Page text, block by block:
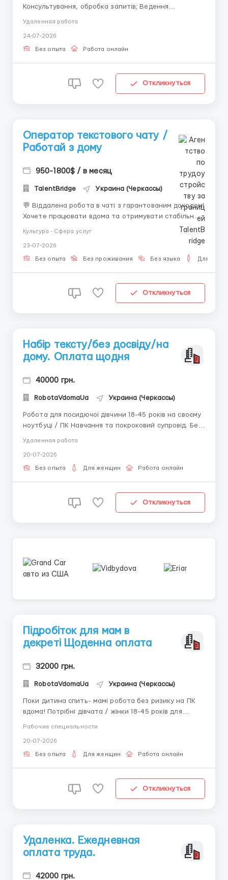
Консультування, обробка запитів; Ведення
документації; Звітність. Вимоги: Навички роботи з
спілкуватися (важливо!) Комунікабельність,
активність ПИШІТЬ на Вайбер 0633734224 з
Удаленная работа
24-07-2026
Без опыта Работа онлайн
Откликнуться
Оператор текстового чату /
Работай з дому
950-1800$ / в месяц
TalentBridge Украина (Черкассы)
💬 Віддалена робота в чаті з гарантованим доходом!
Хочете працювати вдома та отримувати стабільний
Зарплата вчасно + бонуси; • Можливість кар'єрного
зростання. 🔳 Вимоги: &...
Культура - Сфера услуг
23-07-2026
Без опыта Без проживания Без языка Для
Откликнуться
Набір тексту/без досвіду/на
дому. Оплата щодня
40000 грн.
RobotaVdomaUa Украина (Черкассы)
Робота для посидючої дівчини 18-45 років на своєму
ноутбуці / ПК Навчання та покроковий супровід. Без
детальної інформації пишіть в telegram +38(068) 584
84 08 @robotaUAdoma ...
Удаленная работа
20-07-2026
Без опыта Для женщин Работа онлайн
Откликнуться
Підробіток для мам в
декреті Щоденна оплата
32000 грн.
RobotaVdomaUa Украина (Черкассы)
Поки дитина спить- мамі робота без ризику на ПК
вдома! Потрібні дівчата / жінки 18-45 років для
роботи на ПК. Навчання БЕЗКОШТОВНЕ! Робота
в зручний для Вас час доби. Обов'язки: робота з
поштою, невели...
Рабочие специальности
20-07-2026
Без опыта Для женщин Работа онлайн
Откликнуться
Удаленка. Ежедневная
оплата труда.
42000 грн.